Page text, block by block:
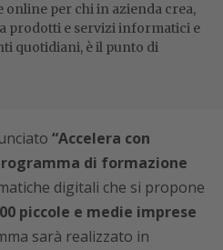
per chi in azienda crea,
prodotti e servizi informatici e
quotidiani, è il punto di
“Accelera con
di formazione
digitali che si propone
piccole e medie imprese
sarà realizzato in